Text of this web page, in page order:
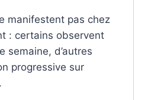
manifestent pas chez
: certains observent
semaine, d’autres
progressive sur